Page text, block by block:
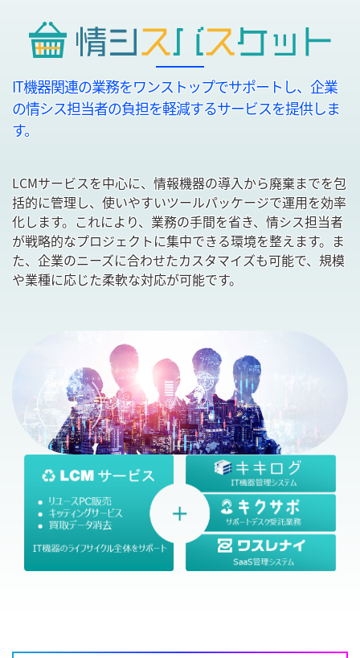
IT機器関連の業務をワンストップでサポートし、企業
の情シス担当者の負担を軽減するサービスを提供しま
す。
LCMサービスを中心に、情報機器の導入から廃棄までを包
括的に管理し、使いやすいツールパッケージで運用を効率
化します。これにより、業務の手間を省き、情シス担当者
が戦略的なプロジェクトに集中できる環境を整えます。ま
た、企業のニーズに合わせたカスタマイズも可能で、規模
や業種に応じた柔軟な対応が可能です。